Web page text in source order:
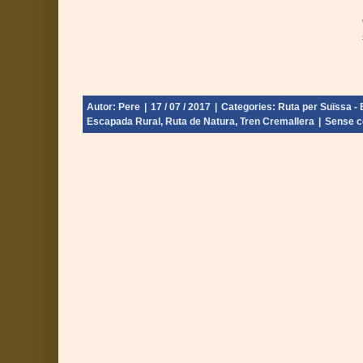
Autor: Pere 17 / 07 / 2017 Categories: Ruta per Suïssa -
Escapada Rural , Ruta de Natura, Tren Cremallera Sense